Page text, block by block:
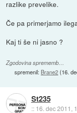
razlike prevelike.
Če pa primerjamo
Kaj ti še ni jasno ?
Zgodovina sprememb…
spremenil: Brane2(16.
St235
:: 16. dec 2011,